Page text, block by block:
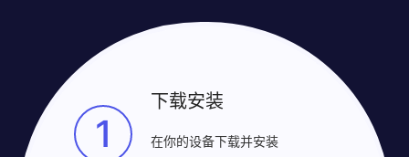
1
下载安装
在你的设备下载并安装